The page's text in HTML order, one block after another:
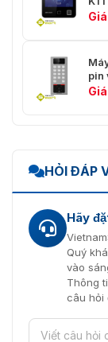
DS-
Máy chấm
hoạt động
còn được
máy chấm
cả khi mất điện.
Chọn bộ sản
bao gồm:
Sự Tiêu Thụ
Lượng
pin
HỎI ĐÁP
Hãy
Quý
vào
Thông
câu hỏi